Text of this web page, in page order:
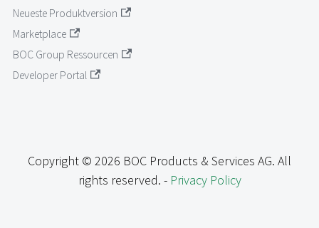
Neueste Produktversion
Marketplace
BOC Group Ressourcen
Developer Portal
Copyright © 2026 BOC Products & Services AG. All
rights reserved. - Privacy Policy